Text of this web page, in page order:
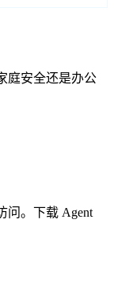
庭安全还是办公
问。下载 Agent